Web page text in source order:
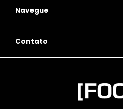
Navegue
Contato